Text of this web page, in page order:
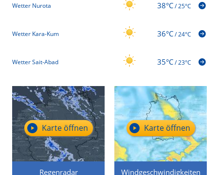
Wetter Nurota 38°C/25°C
Wetter Kara-Kum 36°C/24°C
Wetter Sait-Abad 35°C/23°C
Regenradar
Karte öffnen
Windgeschwindigkeiten
Karte öffnen